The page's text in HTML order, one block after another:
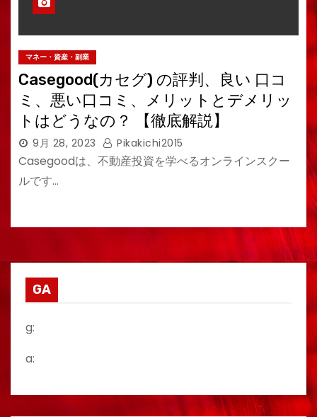
マネー・資産・副業
Casegood(カセグ) の評判、良い 口コ
ミ、悪い口コミ、メリットとデメリッ
トはどうなの？ 【徹底解説】
9月 28, 2023 Pikakichi2015
Casegoodは、不動産投資を学べるオンラインスクー
ルです…
GA
g:
a: